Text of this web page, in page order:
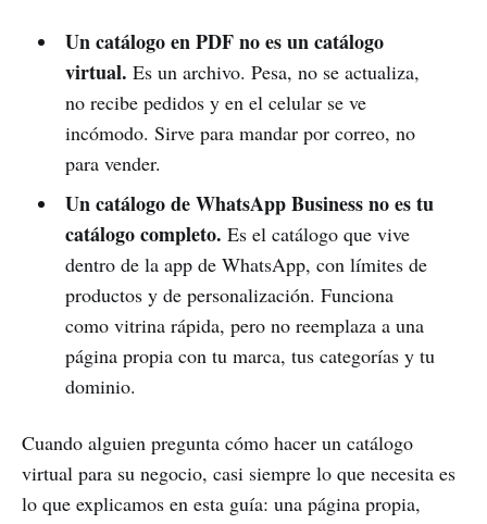
Un catálogo en PDF no es un catálogo
virtual. Es un archivo. Pesa, no se actualiza,
no recibe pedidos y en el celular se ve
incómodo. Sirve para mandar por correo, no
para vender.
Un catálogo de WhatsApp Business no es tu
catálogo completo. Es el catálogo que vive
dentro de la app de WhatsApp, con límites de
productos y de personalización. Funciona
como vitrina rápida, pero no reemplaza a una
página propia con tu marca, tus categorías y tu
dominio.
Cuando alguien pregunta cómo hacer un catálogo
virtual para su negocio, casi siempre lo que necesita es
lo que explicamos en esta guía: una página propia,